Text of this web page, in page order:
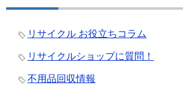
リサイクル お役立ちコラム
リサイクルショップに質問！
不用品回収情報